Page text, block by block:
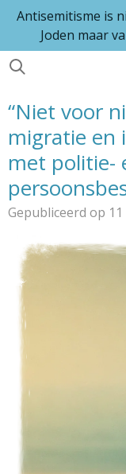
Ga
naar
de
Antisemitisme is
Joden maar
“Niet voor
migratie en
met politie-
Gepubliceerd op 11